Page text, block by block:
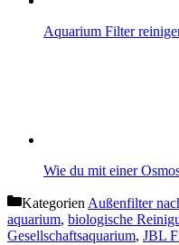
Aquarium Filter
Wie du mit einer
Kategorien Außenfilter
aquarium, biologische
Gesellschaftsaquarium, JBL